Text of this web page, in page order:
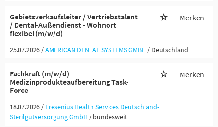
Gebietsverkaufsleiter / Vertriebstalent
/ Dental-Außendienst - Wohnort
flexibel (m/w/d)
Merken
25.07.2026 /AMERICAN DENTAL SYSTEMS GMBH / Deutschland
Fachkraft (m/w/d)
Medizinprodukteaufbereitung Task-
Force
Merken
18.07.2026 / Fresenius Health Services Deutschland-
Sterilgutversorgung GmbH / bundesweit